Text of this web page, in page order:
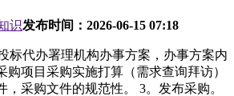
识发布时间： 2026-06-15 07:18
代办署理机构办事方案，办事方案内
购项目采购实施打算（需求查询拜访）
，采购文件的规范性。 3。发布采购。